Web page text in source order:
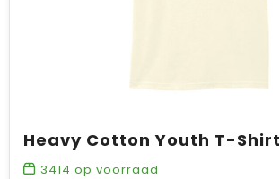
Heavy Cotton Youth T-Shirt
3414 op voorraad